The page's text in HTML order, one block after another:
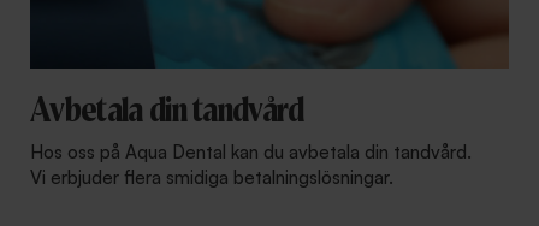
Avbetala din tandvård
Hos oss på Aqua Dental kan du avbetala din tandvård.
Vi erbjuder flera smidiga betalningslösningar.